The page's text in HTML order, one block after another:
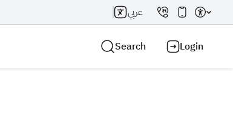
عربي
Search Login